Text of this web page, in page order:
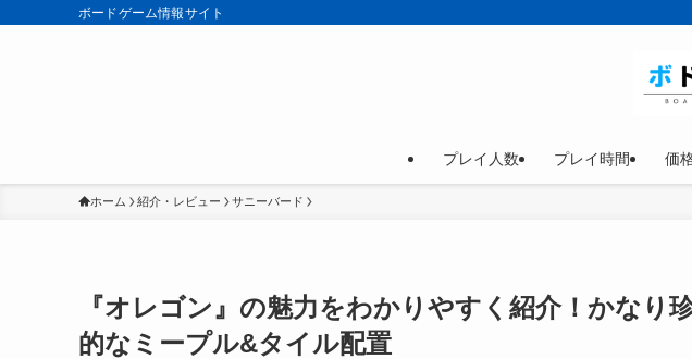
ボードゲーム情報サイト
プレイ人数 プレイ時間 価
ホーム 紹介・レビュー サニーバード
『オレゴン』の魅力をわかりやすく紹介！かなり
的なミープル&タイル配置